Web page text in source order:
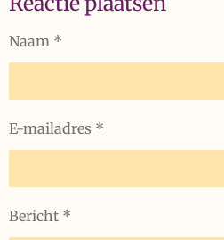
n
e
n
Naam *
E-mailadres *
Bericht *